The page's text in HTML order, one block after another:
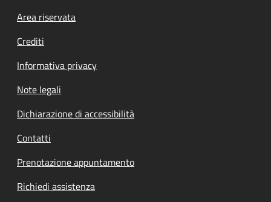
Footer menu
Area riservata
Crediti
Informativa privacy
Note legali
Dichiarazione di accessibilità
Contatti
Prenotazione appuntamento
Richiedi assistenza